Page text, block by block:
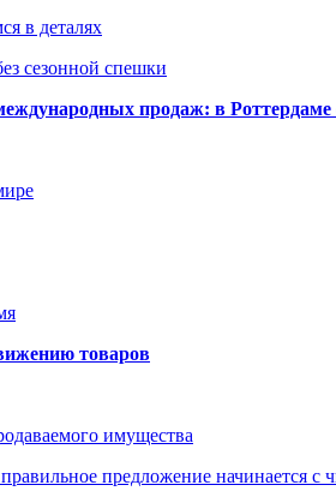
в деталях
сезонной спешки
продаж: в
товаров
имущества
предложение начинается с